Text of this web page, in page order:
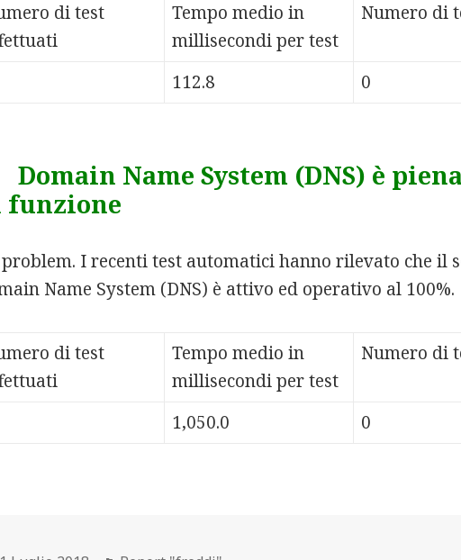
di test
Tempo medio in
millisecondi per test
Numero di
112.8 0
Domain Name System (DNS) è
funzione
problem. I recenti test automatici hanno rilevato che il
Name System (DNS) è attivo ed operativo al 100%.
di test
Tempo medio in
millisecondi per test
Numero di
1,050.0 0